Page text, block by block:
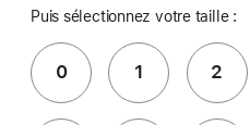
Puis sélectionnez votre taille :
0 1 2